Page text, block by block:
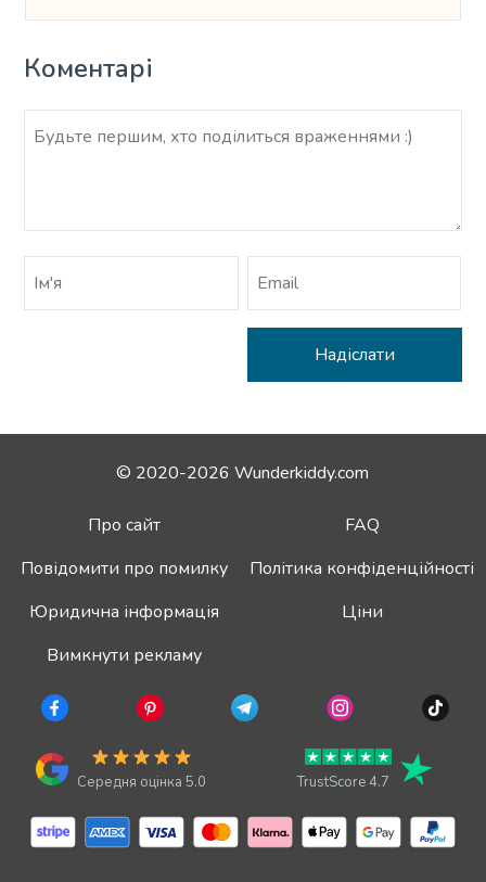
Коментарі
© 2020-2026 Wunderkiddy.com
Про сайт
FAQ
Повідомити про помилку
Політика конфіденційності
Юридична інформація
Ціни
Вимкнути рекламу
Середня оцінка 5.0 TrustScore 4.7